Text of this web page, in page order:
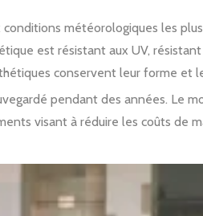
météorologiques les
est résistant aux UV,
conservent leur forme et
pendant des années. Le
visant à réduire les coûts de